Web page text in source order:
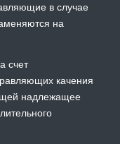
в случае
на
счет
качения
надлежащее